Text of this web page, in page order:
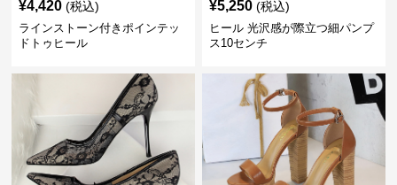
¥4,420 (税込)
ラインストーン付きポインテッ
ドトゥヒール
¥5,250 (税込)
ヒール 光沢感が際立つ細パンプ
ス10センチ